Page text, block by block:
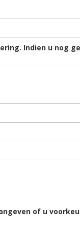
Indien u nog
of u